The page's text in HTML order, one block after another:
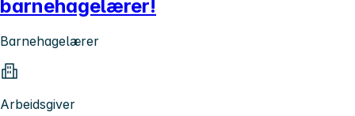
barnehagelærer!
Barnehagelærer
Arbeidsgiver